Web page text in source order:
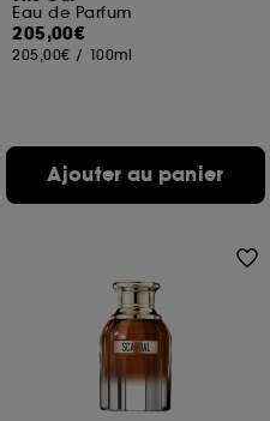
Eau de Parfum
205,00€
205,00€ / 100ml
Ajouter au panier